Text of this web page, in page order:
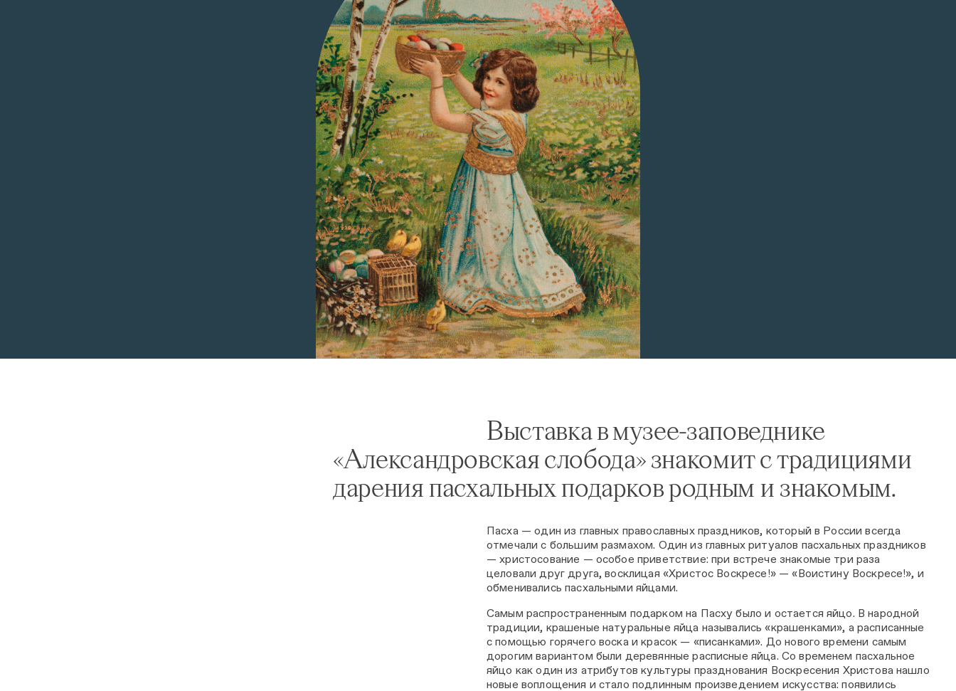
Выставка в музее-заповеднике
«Александровская слобода» знакомит с традициями
дарения пасхальных подарков родным и знакомым.
Пасха — один из главных православных праздников, который в России всегда
отмечали с большим размахом. Один из главных ритуалов пасхальных праздников
— христосование — особое приветствие: при встрече знакомые три раза
целовали друг друга, восклицая «Христос Воскресе!» — «Воистину Воскресе!», и
обменивались пасхальными яйцами.
Самым распространенным подарком на Пасху было и остается яйцо. В народной
традиции, крашеные натуральные яйца назывались «крашенками», а расписанные
с помощью горячего воска и красок — «писанками». До нового времени самым
дорогим вариантом были деревянные расписные яйца. Со временем пасхальное
яйцо как один из атрибутов культуры празднования Воскресения Христова нашло
новые воплощения и стало подлинным произведением искусства: появились